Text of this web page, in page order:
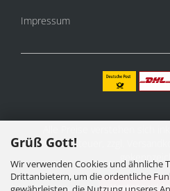
Grüß Gott!
Wir verwenden Cookies und ähnliche
Drittanbietern, um die ordentliche
Impressum
Mehrwertsteuer, zzgl.
Vertrag